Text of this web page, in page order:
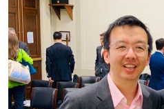
商業
科技
影片
名家榜